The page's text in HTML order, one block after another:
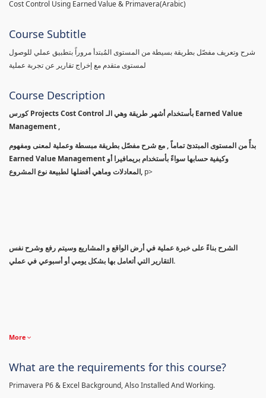
Cost Control Using Earned Value & Primavera(Arabic)
Course Subtitle
شرح وتعريف مفصّل بطريقة بسيطة من المستوى المُبتدأ مروراً بتطبيق عملي للوصول
لمستوى متقدم مع إخراج تقارير عن تجربة عملية
Course Description
كورس Projects Cost Control بأستخدام أشهر طريقة وهي الـ Earned Value
Management ,
بدأً من المستوى المبتدئ تماماً , مع شرح مفصّل بطريقة مبسطة وعملية لمعنى ومفهوم
Earned Value Management وكيفية حسابها سواءً بأستخدام بريمافيرا أو
المعادلات وماهي أفضلها لطبيعة نوع المشروع, p>
الشرح بناءً على خبرة عملية في أرض الواقع و المشاريع وسيتم رفع وشرح نفس
التقارير التي أتعامل بها بشكل يومي أو أسبوعي في عملي.
More
What are the requirements for this course?
Primavera P6 & Excel Background, Also Installed And Working.